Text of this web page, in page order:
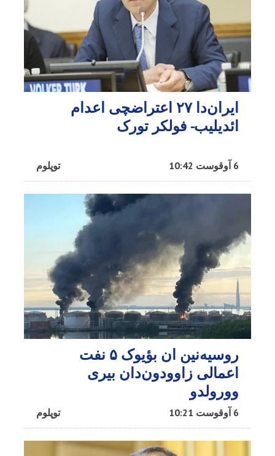
ایران‌دا ۲۷ اعتراضچی اعدام
ائدیلیب- فولکر تورک
توپلوم 6 آوقوست 10:42
روسیه‌نین ان بؤیوک ۵ نفت
اعمالی زاوودون‌دان بیری
وورولدو
توپلوم 6 آوقوست 10:21